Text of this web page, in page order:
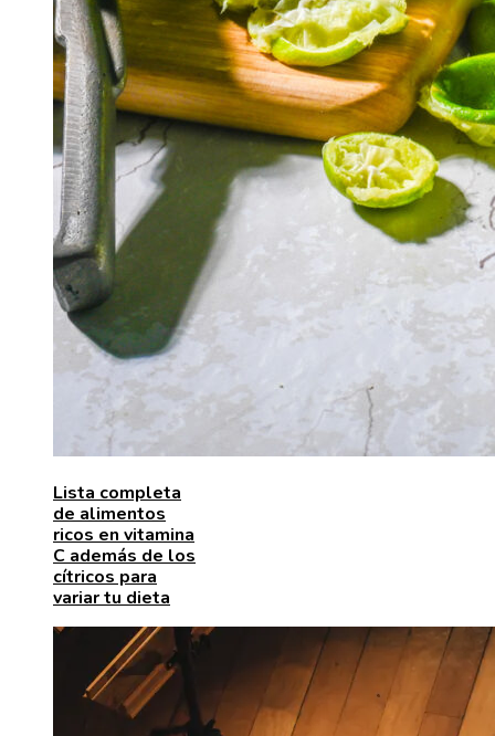
Lista completa
de alimentos
ricos en vitamina
C además de los
cítricos para
variar tu dieta